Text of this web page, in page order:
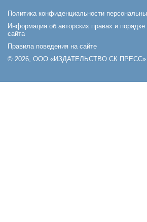
Политика конфиденциальности
Информация об авторских правах и
сайта
Правила поведения на сайте
© 2026, ООО «ИЗДАТЕЛЬСТВО СК ПРЕСС».